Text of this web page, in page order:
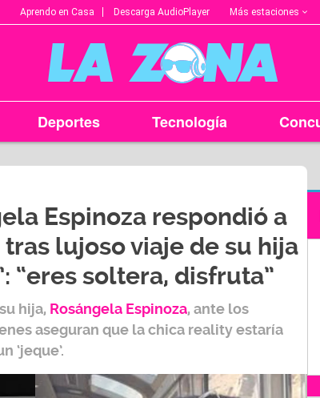
Aprendo en Casa Descarga AudioPlayer Más estaciones
Deportes Tecnología
Espinoza respondió a
lujoso viaje de su hija
“eres soltera, disfruta”
hija, Rosángela Espinoza, ante los
aseguran que la chica reality estaría
‘jeque’.
LA ZONA EN TU CIUDAD
Arequipa
95.9